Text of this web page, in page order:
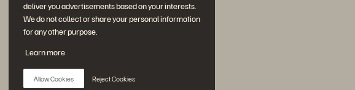
deliver you advertisements based on your interests.
We do not collect or share your personal information
for any other purpose.
Learn more
Allow Cookies Reject Cookies
公式 SNS